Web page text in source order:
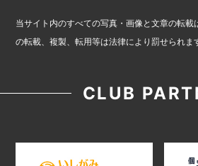
当サイト内のすべての写真・画像と文章の転載
の転載、複製、転用等は法律により罰せられま
CLUB